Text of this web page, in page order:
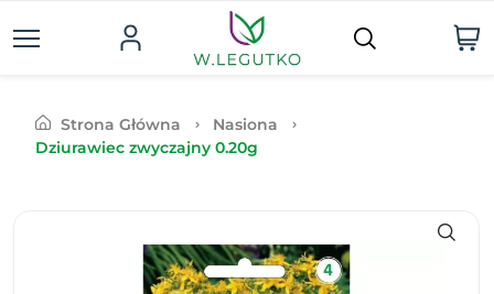
Strona Główna
Nasiona
Dziurawiec zwyczajny 0.20g